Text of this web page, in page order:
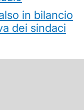
in bilancio
dei sindaci